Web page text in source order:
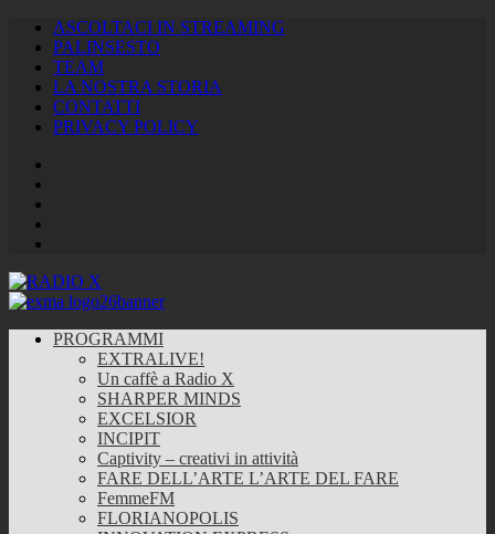
ASCOLTACI IN STREAMING
PALINSESTO
TEAM
LA NOSTRA STORIA
CONTATTI
PRIVACY POLICY
PROGRAMMI
EXTRALIVE!
Un caffè a Radio X
SHARPER MINDS
EXCELSIOR
INCIPIT
Captivity – creativi in attività
FARE DELL’ARTE L’ARTE DEL FARE
FemmeFM
FLORIANOPOLIS